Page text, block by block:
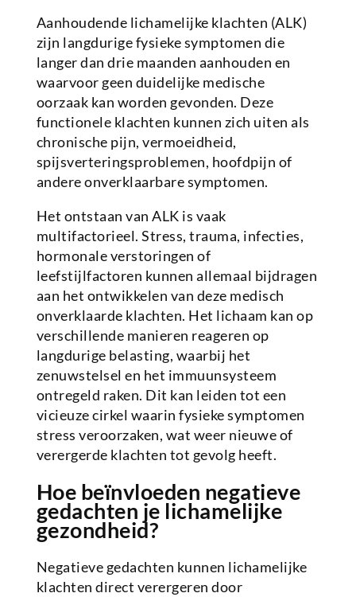
Aanhoudende lichamelijke klachten (ALK)
zijn langdurige fysieke symptomen die
langer dan drie maanden aanhouden en
waarvoor geen duidelijke medische
oorzaak kan worden gevonden. Deze
functionele klachten kunnen zich uiten als
chronische pijn, vermoeidheid,
spijsverteringsproblemen, hoofdpijn of
andere onverklaarbare symptomen.
Het ontstaan van ALK is vaak
multifactorieel. Stress, trauma, infecties,
hormonale verstoringen of
leefstijlfactoren kunnen allemaal bijdragen
aan het ontwikkelen van deze medisch
onverklaarde klachten. Het lichaam kan op
verschillende manieren reageren op
langdurige belasting, waarbij het
zenuwstelsel en het immuunsysteem
ontregeld raken. Dit kan leiden tot een
vicieuze cirkel waarin fysieke symptomen
stress veroorzaken, wat weer nieuwe of
verergerde klachten tot gevolg heeft.
Hoe beïnvloeden negatieve
gedachten je lichamelijke
gezondheid?
Negatieve gedachten kunnen lichamelijke
klachten direct verergeren door